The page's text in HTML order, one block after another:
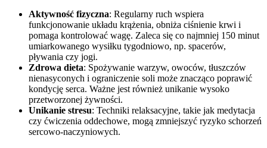
Aktywność fizyczna: Regularny ruch wspiera
funkcjonowanie układu krążenia, obniża ciśnienie krwi i
pomaga kontrolować wagę. Zaleca się co najmniej 150 minut
umiarkowanego wysiłku tygodniowo, np. spacerów,
pływania czy jogi.
Zdrowa dieta: Spożywanie warzyw, owoców, tłuszczów
nienasyconych i ograniczenie soli może znacząco poprawić
kondycję serca. Ważne jest również unikanie wysoko
przetworzonej żywności.
Unikanie stresu: Techniki relaksacyjne, takie jak medytacja
czy ćwiczenia oddechowe, mogą zmniejszyć ryzyko schorzeń
sercowo-naczyniowych.